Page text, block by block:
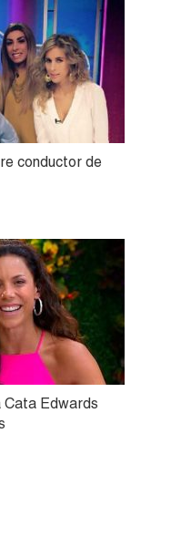
conductor de
Cata Edwards